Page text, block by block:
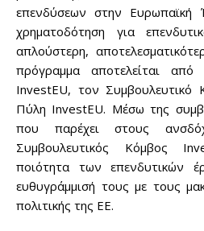
επενδύσεων στην Ευρωπαϊκή
χρηματοδότηση για
απλούστερη,
πρόγραμμα αποτελείται
InvestEU, τον Συμβουλευτικό
Πύλη InvestEU. Μέσω της
που παρέχει στους
Συμβουλευτικός Κόμβος
ποιότητα των επενδυτικών
ευθυγράμμισή τους με τους
πολιτικής της ΕΕ.